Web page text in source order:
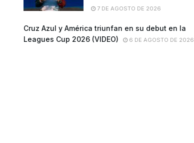
7 DE AGOSTO DE 2026
Cruz Azul y América triunfan en su debut en la
Leagues Cup 2026 (VIDEO)
6 DE AGOSTO DE 2026